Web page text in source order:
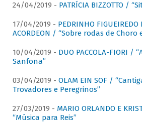
24/04/2019 - PATRÍCIA BIZZOTTO /
17/04/2019 - PEDRINHO FIGUEIREDO
ACORDEON / “Sobre rodas de Choro
10/04/2019 - DUO PACCOLA-FIORI /
Sanfona”
03/04/2019 - OLAM EIN SOF /
Trovadores e Peregrinos”
27/03/2019 - MARIO ORLANDO E
“Música para Reis”